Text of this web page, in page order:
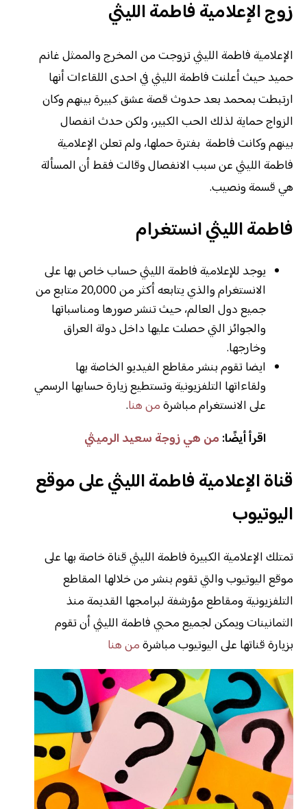
زوج الإعلامية فاطمة الليثي
الإعلامية فاطمة الليثي تزوجت من المخرج والممثل غانم
حميد حيث أعلنت فاطمة الليثي في احدى اللقاءات أنها
ارتبطت بمحمد بعد حدوث قصة عشق كبيرة بينهم وكان
الزواج حماية لذلك الحب الكبير، ولكن حدث انفصال
بينهم وكانت فاطمة بفترة حملها، ولم تعلن الإعلامية
فاطمة الليثي عن سبب الانفصال وقالت فقط أن المسألة
هي قسمة ونصيب.
فاطمة الليثي انستغرام
يوجد للإعلامية فاطمة الليثي حساب خاص بها على
الانستغرام والذي يتابعه أكثر من 20,000 متابع من
جميع دول العالم، حيث تنشر صورها ومناسباتها
والجوائز التي حصلت عليها داخل دولة العراق
وخارجها.
ايضا تقوم بنشر مقاطع الفيديو الخاصة بها
ولقاءاتها التلفزيونية وتستطيع زيارة حسابها الرسمي
على الانستغرام مباشرةمن هنا.
اقرأ أيضًا: من هي زوجة سعيد الرميثي
قناة الإعلامية فاطمة الليثي على موقع
اليوتيوب
تمتلك الإعلامية الكبيرة فاطمة الليثي قناة خاصة بها على
موقع اليوتيوب والتي تقوم بنشر من خلالها المقاطع
التلفزيونية ومقاطع مؤرشفة لبرامجها القديمة منذ
الثمانينات ويمكن لجميع محبي فاطمة الليثي أن تقوم
بزيارة قناتها على اليوتيوب مباشرةمن هنا